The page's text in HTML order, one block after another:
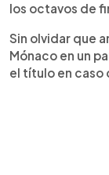
los octavos de
Sin olvidar que
Mónaco en un
el título en caso